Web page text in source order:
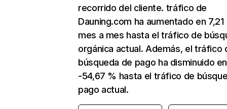
recorrido del cliente. tráfico de
Dauning.com ha aumentado en 7,21
mes a mes hasta el tráfico de
orgánica actual. Además, el tráfico
búsqueda de pago ha disminuido en
-54,67 % hasta el tráfico de
pago actual.